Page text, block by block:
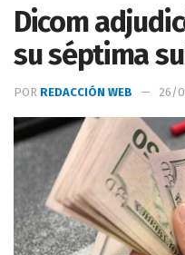
Dicom
su séptima
POR REDACCIÓN WEB 26/